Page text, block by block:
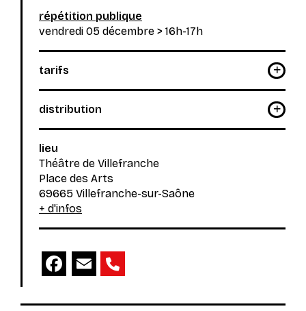
répétition publique
vendredi 05 décembre > 16h-17h
tarifs
distribution
lieu
Théâtre de Villefranche
Place des Arts
69665 Villefranche-sur-Saône
+ d'infos